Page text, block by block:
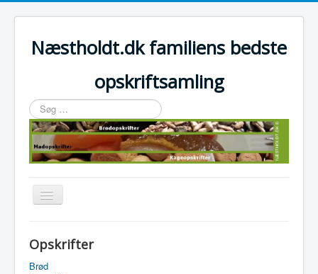
Næstholdt.dk familiens bedste
opskriftsamling
Søg
…
Skift
navigation
Tefal Actifry Essential
Opskrifter
Brød